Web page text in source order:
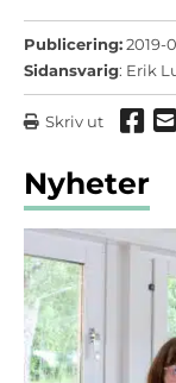
Publicering:2019-
Sidansvarig: Erik
Skriv ut
Nyheter